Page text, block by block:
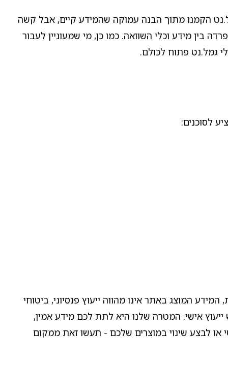
הקמנו מתוך הבנה עמוקה שהמידע קיים, אבל קשה
בין מידע וכלי השוואה. כמו כן, מי שמעוניין לעבור
גמל.נט פתוח לכולם.
לסוכנים:
המוצג באתר אינו מהווה ייעוץ פנסיוני, ביטוחי
אישי. המטרה שלנו היא לתת לכם מידע אמין,
או לבצע שינוי במוצרים שלכם - תעשו זאת ממקום